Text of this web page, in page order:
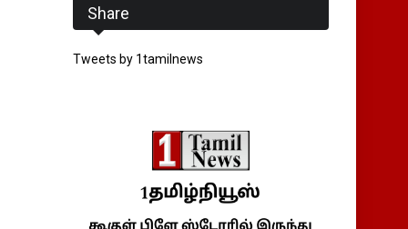
Share
Tweets by 1tamilnews